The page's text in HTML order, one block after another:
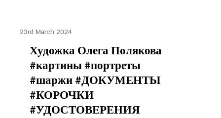
23rd March 2024
Художка Олега Полякова
#картины #портреты
#шаржи #ДОКУМЕНТЫ
#КОРОЧКИ
#УДОСТОВЕРЕНИЯ